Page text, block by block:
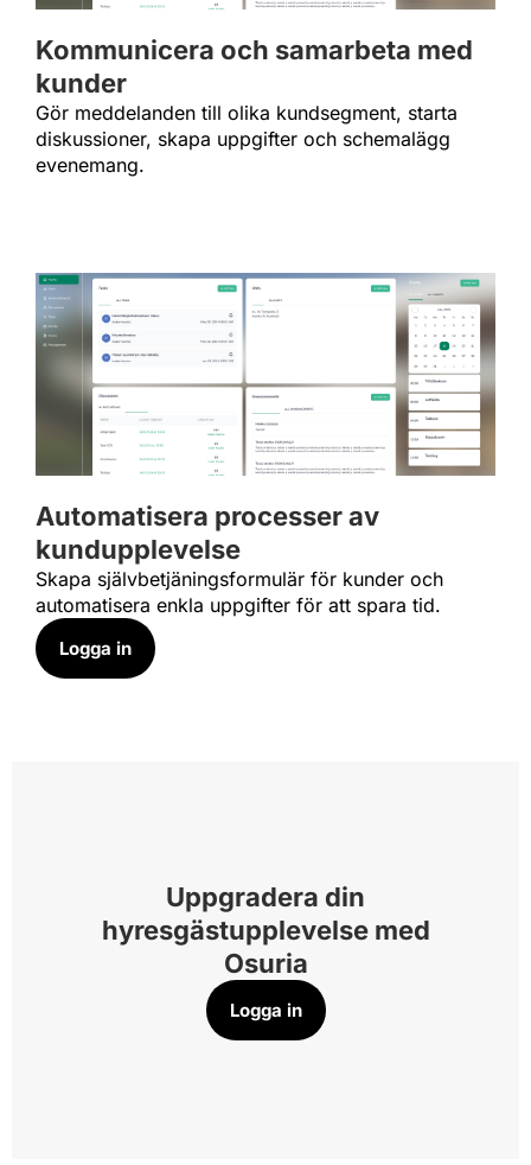
Kommunicera och samarbeta med
kunder
Gör meddelanden till olika kundsegment, starta
diskussioner, skapa uppgifter och schemalägg
evenemang.
Automatisera processer av
kundupplevelse
Skapa självbetjäningsformulär för kunder och
automatisera enkla uppgifter för att spara tid.
Logga in​
Uppgradera din
hyresgästupplevelse med
Osuria
Logga in​